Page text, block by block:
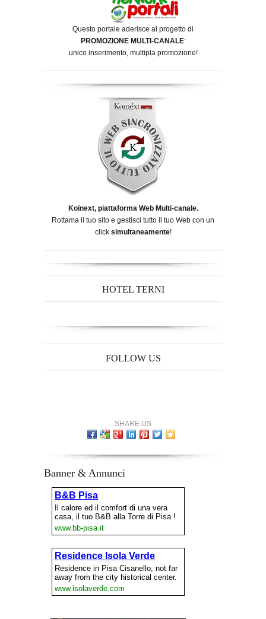
Questo portale aderisce al progetto di
PROMOZIONE MULTI-CANALE:
unico inserimento, multipla promozione!
Koinext, piattaforma Web Multi-canale.
Rottama il tuo sito e gestisci tutto il tuo Web con un
click simultaneamente!
HOTEL TERNI
FOLLOW US
SHARE US
Banner & Annunci